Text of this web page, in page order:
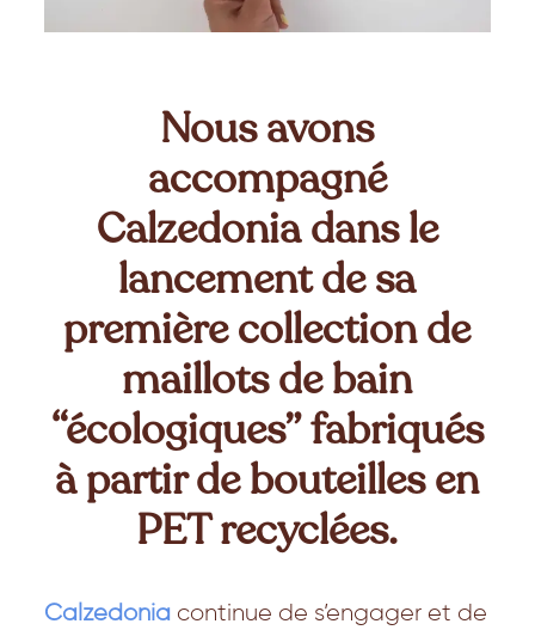
Nous avons
accompagné
Calzedonia dans le
lancement de sa
première collection de
maillots de bain
“écologiques” fabriqués
à partir de bouteilles en
PET recyclées.
Calzedoniacontinue de s’engager et de